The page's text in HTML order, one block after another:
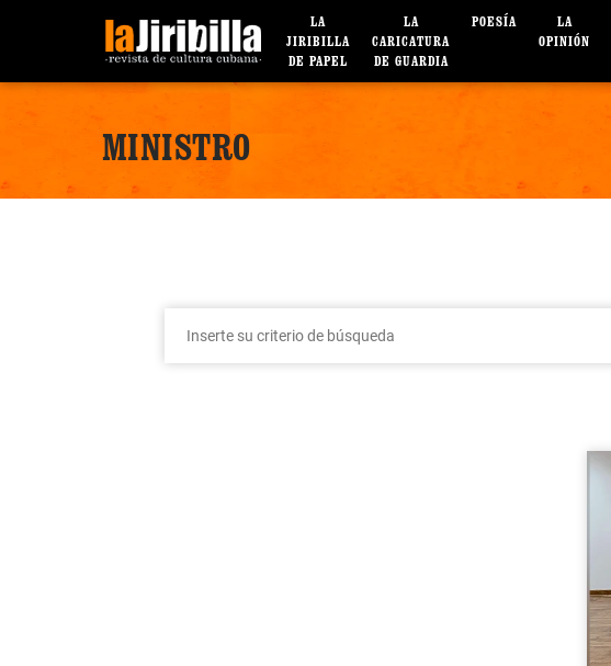
LA
JIRIBILLA
DE PAPEL
LA
CARICATURA
DE GUARDIA
POESÍA
LA
OPINIÓN
MINISTRO